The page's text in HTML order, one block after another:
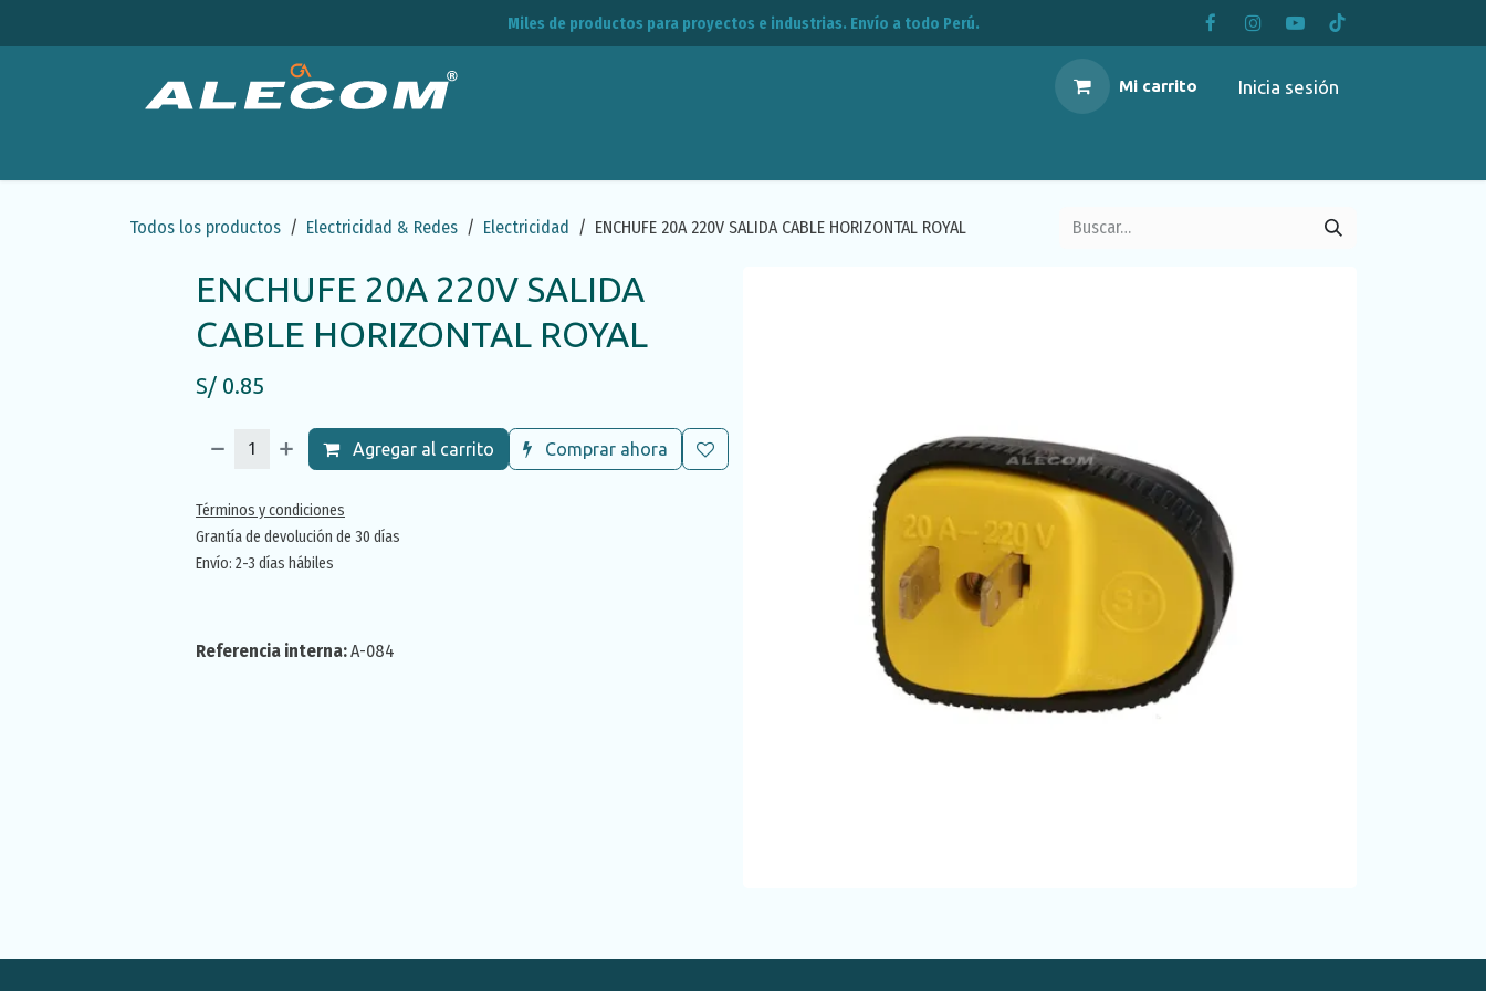
Miles de productos para proyectos e industrias. Envío a todo Perú.
Mi carrito Inicia sesión
Todos los productos Electricidad & Redes Electricidad ENCHUFE 20A 220V SALIDA CABLE HORIZONTAL ROYAL
ENCHUFE 20A 220V SALIDA
CABLE HORIZONTAL ROYAL
S/ 0.85
Agregar al carrito Comprar ahora
Términos y condiciones
Grantía de devolución de 30 días
Envío: 2-3 días hábiles
Referencia interna:A-084